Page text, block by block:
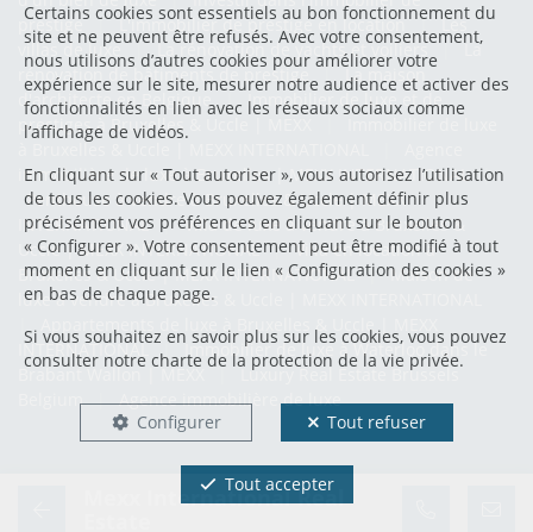
Mexx International Real
Certains cookies sont essentiels au bon fonctionnement du
site et ne peuvent être refusés. Avec votre consentement,
nous utilisons d’autres cookies pour améliorer votre
expérience sur le site, mesurer notre audience et activer des
fonctionnalités en lien avec les réseaux sociaux comme
l’affichage de vidéos.
En cliquant sur « Tout autoriser », vous autorisez l’utilisation
de tous les cookies. Vous pouvez également définir plus
précisément vos préférences en cliquant sur le bouton
« Configurer ». Votre consentement peut être modifié à tout
moment en cliquant sur le lien « Configuration des cookies »
en bas de chaque page.
Si vous souhaitez en savoir plus sur les cookies, vous pouvez
consulter notre charte de la protection de la vie privée.
Configurer Tout refuser
Tout accepter
prestige | L'immobilier de prestige en location | Les
villas de luxe | La rénovation de yachts et voiliers | La
rénovation de bâtiments de prestige | La maison
d'architecte en Belgique
Immobilier de luxe et de
prestiges à Bruxelles & Uccle | MEXX
à Bruxelles & Uccle | MEXX INTERNATIONAL
immobilière de luxe à Bruxelles | MEXX INTERNATIONAL |
Penthouse à vendre à Bruxelles & Uccle | MEXX
INTERNATIONAL | Villa de luxe à vendre à Bruxelles &
Uccle | MEXX INTERNATIONAL | Villa en location à
Bruxelles & Uccle | MEXX INTERNATIONAL | Maison de
luxe à vendre à Bruxelles & Uccle | MEXX INTERNATIONAL
INTERNATIONAL | Immobilier de luxe à Waterloo dans le
Brabant Wallon | MEXX |
Luxury Real Estate Brussels
Belgium | Agence immobilière de luxe
WHISE DESIGNED AND DEVELOPED BY